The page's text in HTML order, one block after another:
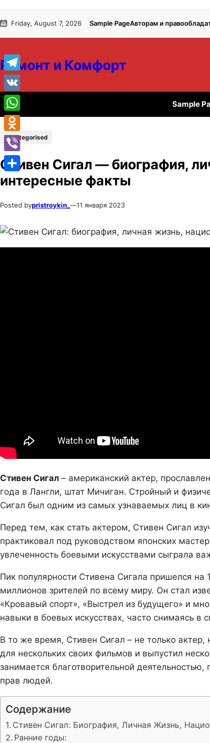
к
к
Friday, August 7, 2026 Sample PageАвторам и
Ремонт и Комфорт
Sample
Uncategorised
Стивен Сигал — биография,
интересные факты
Posted bypristroykin_ —11 января 2023
Стивен Сигал – американский актер,
года в Лангли, штат Мичиган. Стройный и
Сигал был одним из самых узнаваемых лиц в
Перед тем, как стать актером, Стивен Сигал
практиковал под руководством японских
увлеченность боевыми искусствами сыграла
Пик популярности Стивена Сигала пришелся
миллионов зрителей по всему миру. Он стал
«Кровавый спорт», «Выстрел из будущего» и
навыки в боевых искусствах, часто снимаясь в
В то же время, Стивен Сигал – не только
для нескольких своих фильмов и выпустил
занимается благотворительной
прав людей.
Содержание
Стивен Сигал: Биография, Личная Жизнь,
Ранние годы:
Telegram
VK
WhatsApp
Odnoklassniki
Viber
Отправить